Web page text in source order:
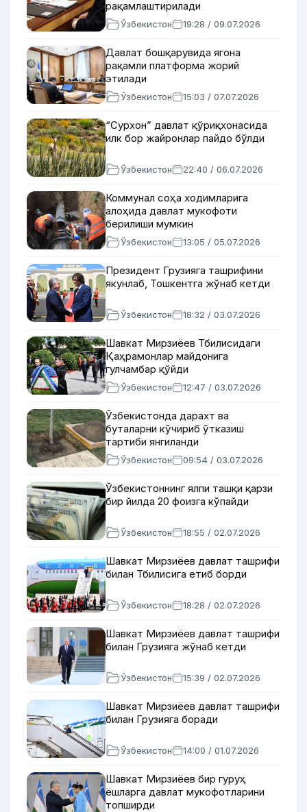
рақамлаштирилади
Ўзбекистон 19:28 / 09.07.2026
Давлат бошқарувида ягона
рақамли платформа жорий
этилади
Ўзбекистон 15:03 / 07.07.2026
“Сурхон” давлат қўриқхонасида
илк бор жайронлар пайдо бўлди
Ўзбекистон 22:40 / 06.07.2026
Коммунал соҳа ходимларига
алоҳида давлат мукофоти
берилиши мумкин
Ўзбекистон 13:05 / 05.07.2026
Президент Грузияга ташрифини
якунлаб, Тошкентга жўнаб кетди
Ўзбекистон 18:32 / 03.07.2026
Шавкат Мирзиёев Тбилисидаги
Қаҳрамонлар майдонига
гулчамбар қўйди
Ўзбекистон 12:47 / 03.07.2026
Ўзбекистонда дарахт ва
буталарни кўчириб ўтказиш
тартиби янгиланди
Ўзбекистон 09:54 / 03.07.2026
Ўзбекистоннинг ялпи ташқи қарзи
бир йилда 20 фоизга кўпайди
Ўзбекистон 18:55 / 02.07.2026
Шавкат Мирзиёев давлат ташрифи
билан Тбилисига етиб борди
Ўзбекистон 18:28 / 02.07.2026
Шавкат Мирзиёев давлат ташрифи
билан Грузияга жўнаб кетди
Ўзбекистон 15:39 / 02.07.2026
Шавкат Мирзиёев давлат ташрифи
билан Грузияга боради
Ўзбекистон 14:00 / 01.07.2026
Шавкат Мирзиёев бир гуруҳ
ёшларга давлат мукофотларини
топширди